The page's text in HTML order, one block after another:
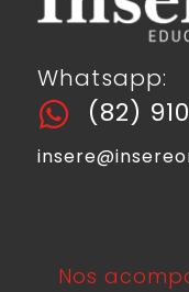
Whatsapp:
(82)
Nos